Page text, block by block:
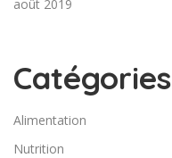
août 2019
Catégories
Alimentation
Nutrition